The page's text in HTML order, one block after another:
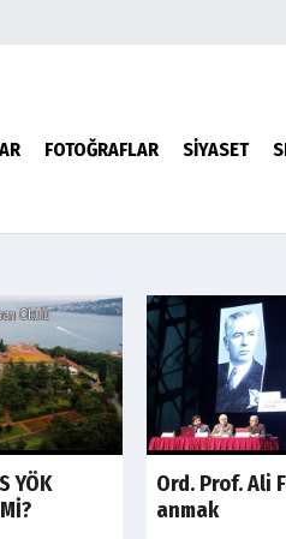
FOTOĞRAFLAR SİYASET
Köşe Yazarları
Son Dakika
YÖK
Ord. Prof. Ali
anmak